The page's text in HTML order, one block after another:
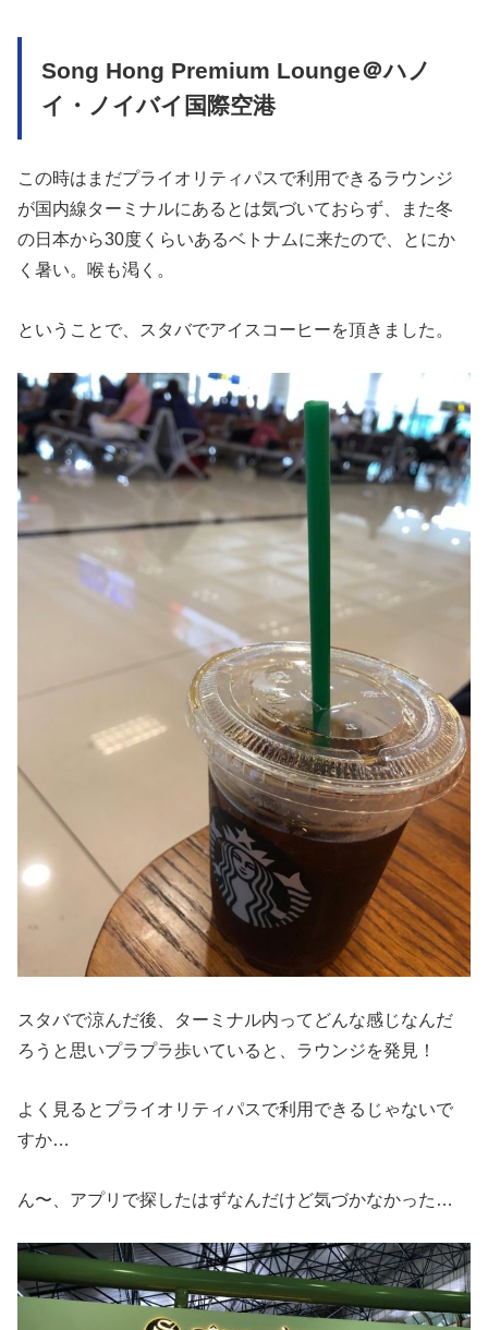
Song Hong Premium Lounge＠ハノ
イ・ノイバイ国際空港
この時はまだプライオリティパスで利用できるラウンジ
が国内線ターミナルにあるとは気づいておらず、また冬
の日本から30度くらいあるベトナムに来たので、とにか
く暑い。喉も渇く。
ということで、スタバでアイスコーヒーを頂きました。
スタバで涼んだ後、ターミナル内ってどんな感じなんだ
ろうと思いプラプラ歩いていると、ラウンジを発見！
よく見るとプライオリティパスで利用できるじゃないで
すか…
ん〜、アプリで探したはずなんだけど気づかなかった…